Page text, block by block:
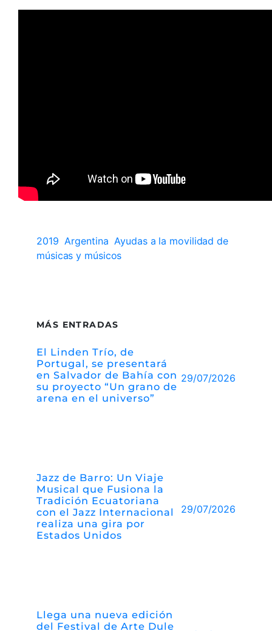
2019 Argentina Ayudas a la movilidad de
músicas y músicos
MÁS ENTRADAS
El Linden Trío, de
Portugal, se presentará
en Salvador de Bahía con
su proyecto “Un grano de
arena en el universo”
29/07/2026
Jazz de Barro: Un Viaje
Musical que Fusiona la
Tradición Ecuatoriana
con el Jazz Internacional
realiza una gira por
Estados Unidos
29/07/2026
Llega una nueva edición
del Festival de Arte Dule